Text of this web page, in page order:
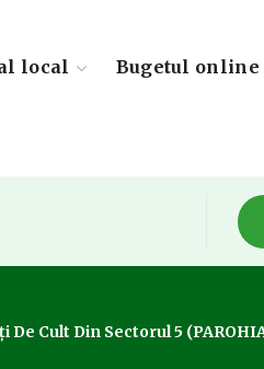
local Bugetul online
Cult Din Sectorul 5